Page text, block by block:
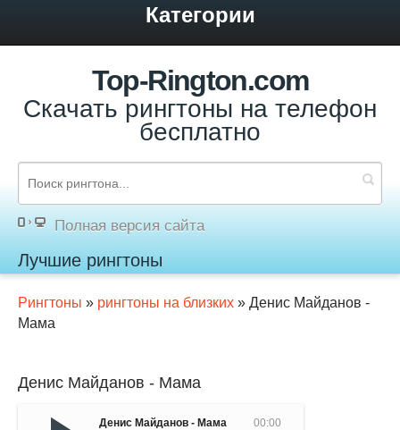
Категории
Top-Rington.com
Скачать рингтоны на телефон
бесплатно
Полная версия сайта
Лучшие рингтоны
Рингтоны » рингтоны на близких » Денис Майданов -
Мама
Денис Майданов - Мама
00:00
Денис Майданов - Мама